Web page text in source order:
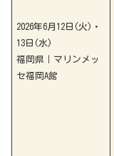
2026年6月12日(火)・
13日(水)
福岡県｜マリンメッ
セ福岡A館